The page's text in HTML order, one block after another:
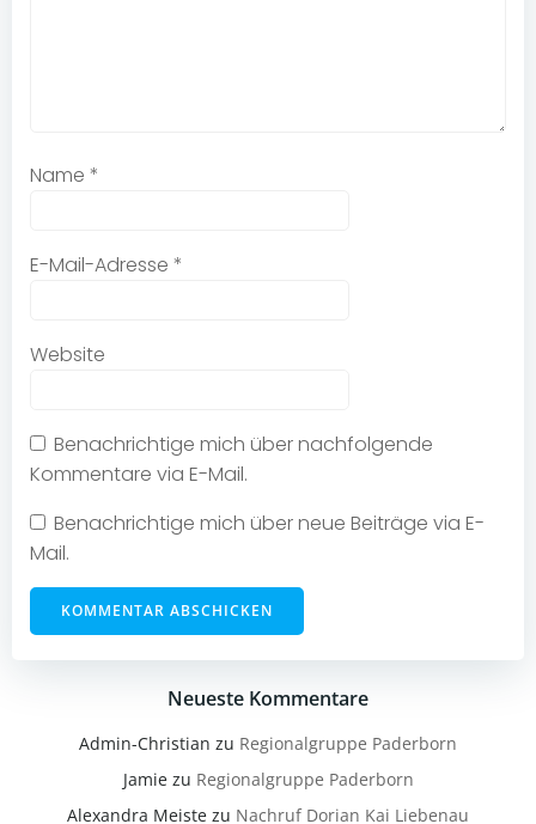
Name *
E-Mail-Adresse *
Website
Benachrichtige mich über nachfolgende
Kommentare via E-Mail.
Benachrichtige mich über neue Beiträge via E-
Mail.
Neueste Kommentare
Admin-Christian zu Regionalgruppe Paderborn
Jamiezu Regionalgruppe Paderborn
Alexandra Meiste zu Nachruf Dorian Kai Liebenau